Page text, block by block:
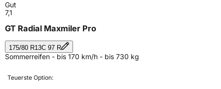
Gut
7,1
GT Radial Maxmiler Pro
175/80 R13C 97 R
Sommerreifen - bis 170 km/h - bis 730 kg
Teuerste Option: